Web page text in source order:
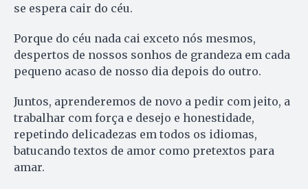
se espera cair do céu.
Porque do céu nada cai exceto nós mesmos,
despertos de nossos sonhos de grandeza em cada
pequeno acaso de nosso dia depois do outro.
Juntos, aprenderemos de novo a pedir com jeito, a
trabalhar com força e desejo e honestidade,
repetindo delicadezas em todos os idiomas,
batucando textos de amor como pretextos para
amar.